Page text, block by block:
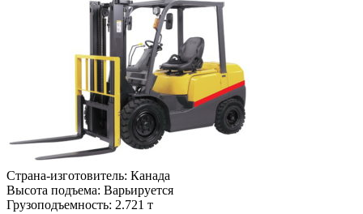
Страна-изготовитель: Канада
Высота подъема: Варьируется
Грузоподъемность: 2.721 т